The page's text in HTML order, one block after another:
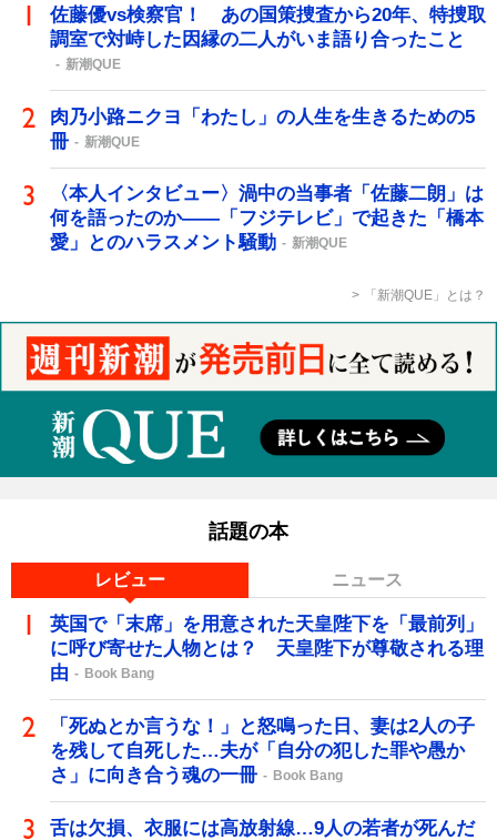
佐藤優vs検察官！ あの国策捜査から20年、特捜取
調室で対峙した因縁の二人がいま語り合ったこと
新潮QUE
肉乃小路ニクヨ「わたし」の人生を生きるための5
冊
新潮QUE
〈本人インタビュー〉渦中の当事者「佐藤二朗」は
何を語ったのか――「フジテレビ」で起きた「橋本
愛」とのハラスメント騒動
新潮QUE
「新潮QUE」とは？
話題の本
レビュー ニュース
英国で「末席」を用意された天皇陛下を「最前列」
に呼び寄せた人物とは？ 天皇陛下が尊敬される理
由
Book Bang
「死ぬとか言うな！」と怒鳴った日、妻は2人の子
を残して自死した…夫が「自分の犯した罪や愚か
さ」に向き合う魂の一冊
Book Bang
舌は欠損、衣服には高放射線…9人の若者が死んだ